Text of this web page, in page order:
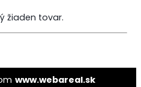
žiaden tovar.
www.webareal.sk